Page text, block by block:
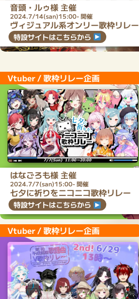
音頭・ルゥ様 主催
2024.7/14(san)15:00- 開催
ヴィジュアル系オンリー歌枠リレー
特設サイトはこちらから
Vtuber / 歌枠リレー企画
はなごろも様 主催
2024.7/7(san)15:00- 開催
七夕に祈りをニコニコ歌枠リレー
特設サイトはこちらから
Vtuber / 歌枠リレー企画